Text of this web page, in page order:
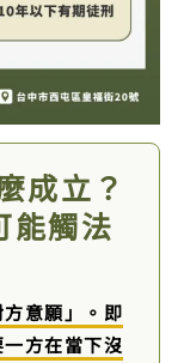
成立？
能觸法
意願」。即
方在當下沒